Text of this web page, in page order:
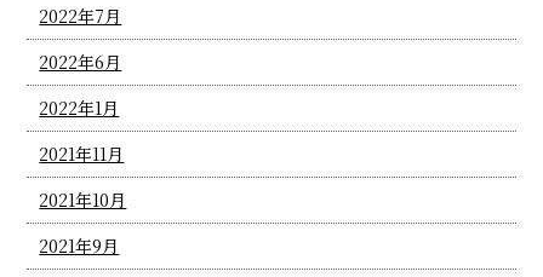
2022年7月
2022年6月
2022年1月
2021年11月
2021年10月
2021年9月